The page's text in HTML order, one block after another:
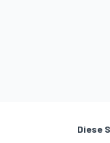
Diese